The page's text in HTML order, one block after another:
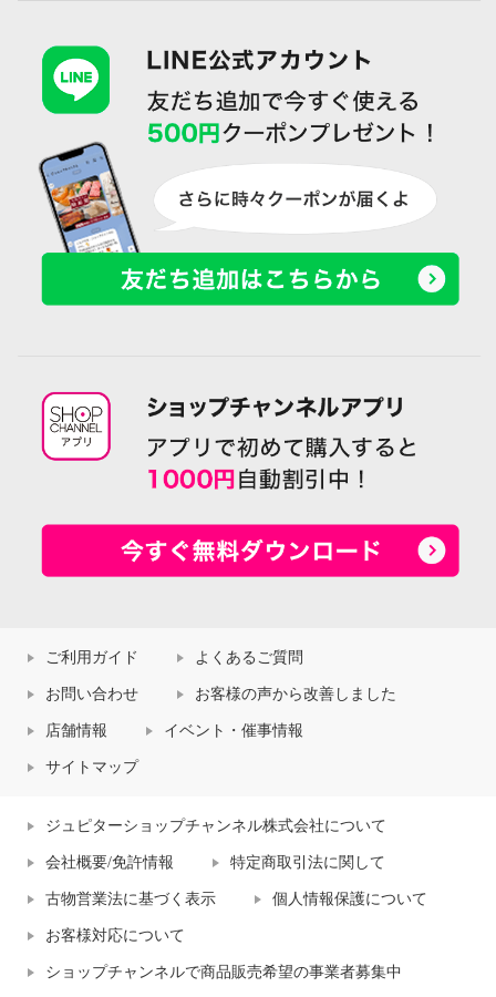
ご利用ガイド よくあるご質問
お問い合わせ お客様の声から改善しました
店舗情報 イベント・催事情報
サイトマップ
ジュピターショップチャンネル株式会社について
会社概要/免許情報 特定商取引法に関して
古物営業法に基づく表示 個人情報保護について
お客様対応について
ショップチャンネルで商品販売希望の事業者募集中